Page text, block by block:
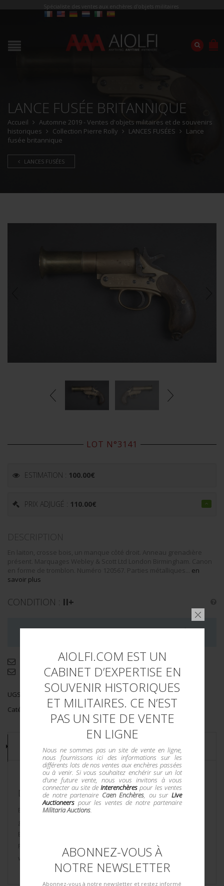
AIOLFI.COM EST UN
CABINET D’EXPERTISE EN
SOUVENIR HISTORIQUES
ET MILITAIRES. CE N’EST
PAS UN SITE DE VENTE
EN LIGNE
Nous ne sommes pas un site de vente en ligne,
nous fournissons ici des informations sur les
différents lots de nos ventes aux enchères passées
ou à venir. Si vous souhaitez enchérir sur un lot
d'une future vente, nous vous invitons à vous
connecter au site deInterenchères pour les ventes
de notre partenaire Caen Enchères, ou sur Live
Auctioneerspour les ventes de notre partenaire
Militaria Auctions.
ABONNEZ-VOUS À
NOTRE NEWSLETTER
Abonnez-vous à notre newsletter et restez informé
Spécialiste des ventes aux enchères d'objets militaires
LANCE FUSÉE BRITANNIQUE
Accueil
Automne 2019 - Ventes d'objets militaires et de souvenirs
historiques
Collection Pierre Rolly LANCES FUSÉES
Lance
fusée britannique
LANCES FUSÉES
LOT N°3141
ESTIMATION : 100.00€
PRIX ADJUGÉ : 110.00€
DESCRIPTION
En laiton, crosse bois, un manque côté droit. Anneau grenadière
présent. Marquages Webley & Scott Ltd London Birmingham. Canon
en forme de tromblon. Numéro 120567. Parties métalliques... en
savoir plus
CONDITION : II+
Demande d'informations complémentaires
Envoyer par email
UGS :
8831/2
Catégorie :
LANCES FUSÉES
DESCRIPTION
DESCRIPTION DU LOT
En laiton, crosse bois, un manque côté droit. Anneau
grenadière présent. Marquages Webley & Scott Ltd London
Birmingham. Canon en forme de tromblon. Numéro 120567.
Parties métalliques oxydées. Photos supplémentaires sur
www.aiolfi.com. Additional photos on www.aiolfi.com.